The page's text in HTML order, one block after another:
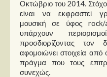
Οκτώβριο του 2014.
είναι να εκφραστεί
μουσική σε ύφος
υπάρχουν
προσδιορίζοντας
αφομοιώνει στοιχεία
πράγμα που τους
συνεχώς.